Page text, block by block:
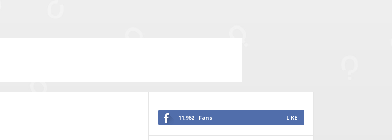
11,962 Fans LIKE